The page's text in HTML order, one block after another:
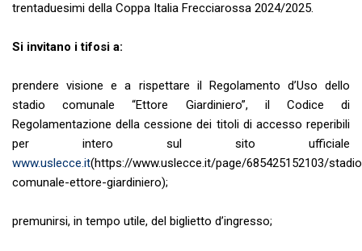
trentaduesimi della Coppa Italia Frecciarossa 2024/2025.
Si invitano i tifosi a:
prendere visione e a rispettare il Regolamento d’Uso dello
stadio comunale “Ettore Giardiniero”, il Codice di
Regolamentazione della cessione dei titoli di accesso reperibili
per intero sul sito ufficiale
www.uslecce.it(https://www.uslecce.it/page/685425152103/
comunale-ettore-giardiniero);
premunirsi, in tempo utile, del biglietto d’ingresso;